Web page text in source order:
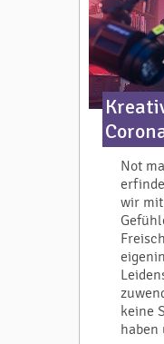
Not
wir mit
keine
haben